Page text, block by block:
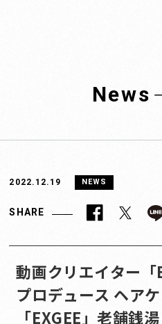
News
2022.12.19 NEWS
SHARE
動画クリエイター「
プロデュース ヘア
「EXGEE」老舗銭